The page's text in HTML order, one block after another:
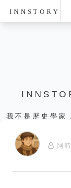
INNSTORY
我不是歷史學家
阿